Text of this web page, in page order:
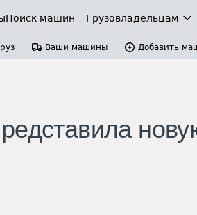
Поиск машин Грузовладельцам
Ваши машины Добавить